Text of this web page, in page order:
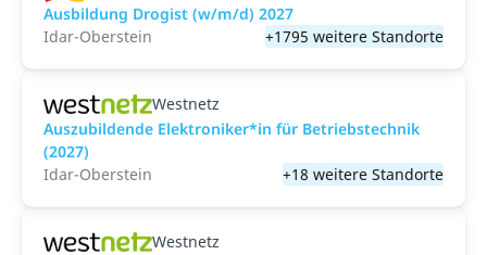
Ausbildung Drogist (w/m/d) 2027
Idar-Oberstein
+1795 weitere Standorte
Westnetz
Auszubildende Elektroniker*in für Betriebstechnik
(2027)
Idar-Oberstein
+18 weitere Standorte
Westnetz